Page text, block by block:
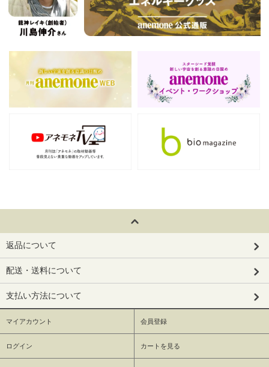
返品について
配送・送料について
支払い方法について
マイアカウント 会員登録
ログイン カートを見る